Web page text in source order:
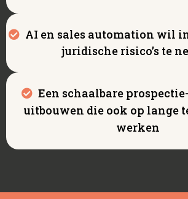
AI en sales automation wil
juridische risico’s te
Een schaalbare
uitbouwen die ook op lange
werken